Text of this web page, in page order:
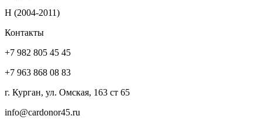
H (2004-2011)
Контакты
+7 982 805 45 45
+7 963 868 08 83
г. Курган, ул. Омская, 163 ст 65
info@cardonor45.ru